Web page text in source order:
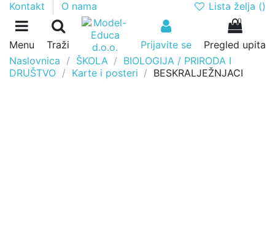
Kontakt O nama Lista želja ()
Menu Traži Prijavite se
0
Pregled upita
Naslovnica
ŠKOLA
BIOLOGIJA / PRIRODA I
DRUŠTVO
Karte i posteri BESKRALJEŽNJACI